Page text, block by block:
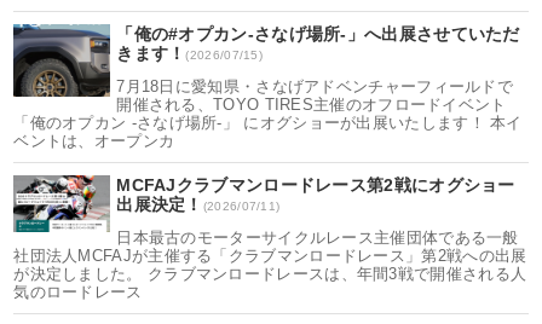
「俺の#オプカン-さなげ場所-」へ出展させていただ
きます！(2026/07/15)
7月18日に愛知県・さなげアドベンチャーフィールドで
開催される、TOYO TIRES主催のオフロードイベント
「俺のオプカン -さなげ場所-」 にオグショーが出展いたします！ 本イ
ベントは、オープンカ
MCFAJクラブマンロードレース第2戦にオグショー
出展決定！ (2026/07/11)
日本最古のモーターサイクルレース主催団体である一般
社団法人MCFAJが主催する「クラブマンロードレース」第2戦への出展
が決定しました。 クラブマンロードレースは、年間3戦で開催される人
気のロードレース